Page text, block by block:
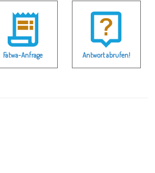
Fatwa-Anfrage Antwort abrufen!